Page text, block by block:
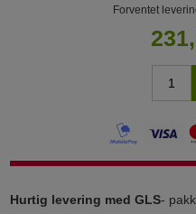
Forventet
Hurtig levering med GLS-